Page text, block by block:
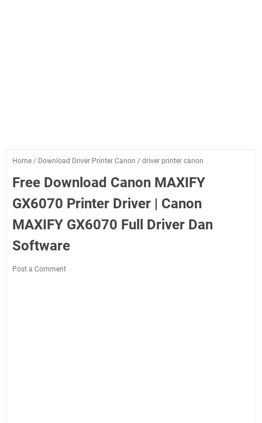
Home / Download Driver Printer Canon / driver printer canon
Free Download Canon MAXIFY
GX6070 Printer Driver | Canon
MAXIFY GX6070 Full Driver Dan
Software
Post a Comment